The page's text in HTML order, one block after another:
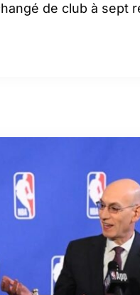
de club à sept